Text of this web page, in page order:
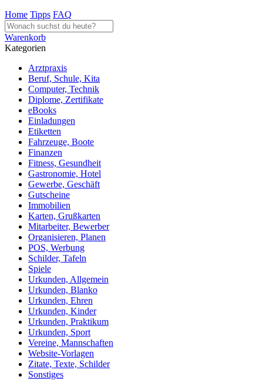
Home Tipps FAQ
Warenkorb
Kategorien
Arztpraxis
Beruf, Schule, Kita
Computer, Technik
Diplome, Zertifikate
eBooks
Einladungen
Etiketten
Fahrzeuge, Boote
Finanzen
Fitness, Gesundheit
Gastronomie, Hotel
Gewerbe, Geschäft
Gutscheine
Immobilien
Karten, Grußkarten
Mitarbeiter, Bewerber
Organisieren, Planen
POS, Werbung
Schilder, Tafeln
Spiele
Urkunden, Allgemein
Urkunden, Blanko
Urkunden, Ehren
Urkunden, Kinder
Urkunden, Praktikum
Urkunden, Sport
Vereine, Mannschaften
Website-Vorlagen
Zitate, Texte, Schilder
Sonstiges